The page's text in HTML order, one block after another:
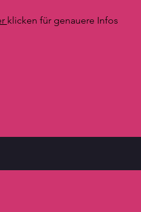
klicken für genauere Infos